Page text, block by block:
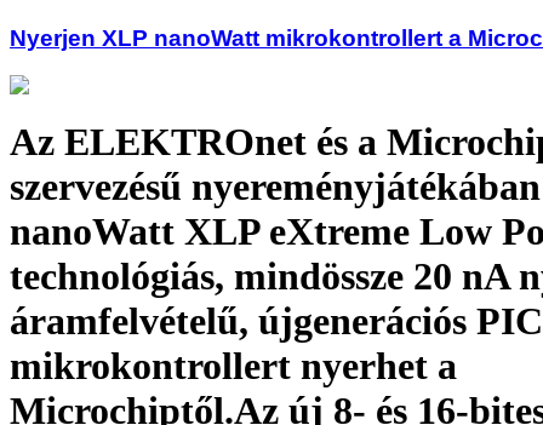
Nyerjen XLP nanoWatt mikrokontrollert a
Az ELEKTROnet és a
szervezésű
nanoWatt XLP eXtreme Low
technológiás, mindössze 20 nA
áramfelvételű, újgenerációs PIC
mikrokontrollert nyerhet a
Microchiptől.Az új 8- és 16-